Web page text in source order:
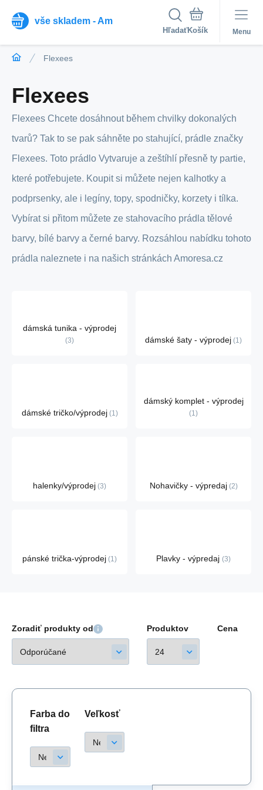
vše skladem - Am
Hľadať Menu
Flexees
Flexees
Flexees Chcete dosáhnout během chvilky dokonalých
tvarů? Tak to se pak sáhněte po stahující, prádle značky
Flexees. Toto prádlo Vytvaruje a zeštíhlí přesně ty partie,
které potřebujete. Koupit si můžete nejen kalhotky a
podprsenky, ale i legíny, topy, spodničky, korzety i tílka.
Vybírat si přitom můžete ze stahovacího prádla tělové
barvy, bílé barvy a černé barvy. Rozsáhlou nabídku tohoto
prádla naleznete i na našich stránkách Amoresa.cz
dámská tunika - výprodej
3 dámské šaty - výprodej 1
dámské tričko/výprodej 1
dámský komplet - výprodej
1
halenky/výprodej 3 Nohavičky - výpredaj 2
pánské trička-výprodej 1 Plavky - výpredaj 3
Zoradiť produkty od Produktov Cena
Farba do
filtra
Veľkosť